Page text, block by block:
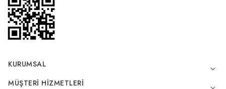
KURUMSAL
MÜŞTERI HIZMETLERI